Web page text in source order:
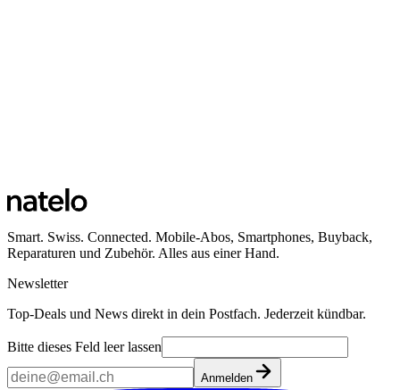
Smart. Swiss. Connected. Mobile-Abos, Smartphones, Buyback,
Reparaturen und Zubehör. Alles aus einer Hand.
Newsletter
Top-Deals und News direkt in dein Postfach. Jederzeit kündbar.
Bitte dieses Feld leer lassen
Anmelden